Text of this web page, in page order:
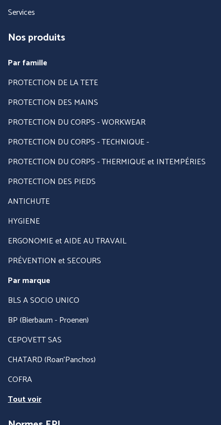
Services
Nos produits
Par famille
PROTECTION DE LA TETE
PROTECTION DES MAINS
PROTECTION DU CORPS - WORKWEAR
PROTECTION DU CORPS - TECHNIQUE -
PROTECTION DU CORPS - THERMIQUE et INTEMPÉRIES
PROTECTION DES PIEDS
ANTICHUTE
HYGIENE
ERGONOMIE et AIDE AU TRAVAIL
PRÉVENTION et SECOURS
Par marque
BLS A SOCIO UNICO
BP (Bierbaum - Proenen)
CEPOVETT SAS
CHATARD (Roan'Panchos)
COFRA
Tout voir